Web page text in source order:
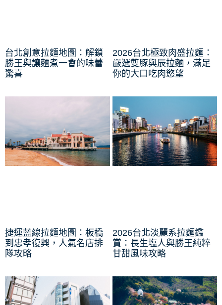
台北創意拉麵地圖：解鎖
勝王與讓麵煮一會的味蕾
驚喜
2026台北極致肉盛拉麵：
嚴選雙豚與辰拉麵，滿足
你的大口吃肉慾望
捷運藍線拉麵地圖：板橋
到忠孝復興，人氣名店排
隊攻略
2026台北淡麗系拉麵鑑
賞：長生塩人與勝王純粹
甘甜風味攻略